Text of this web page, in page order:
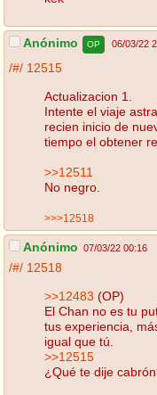
Anónimo OP 06/03/22
/#/ 12515
Actualizacion 1.
Intente el viaje
recien inicio de
tiempo el obtener
>>12511
No negro.
>>>12518
Anónimo 07/03/22 00:16
/#/ 12518
>>12483 (OP)
El Chan no es tu
tus experiencia,
igual que tú.
>>12515
¿Qué te dije